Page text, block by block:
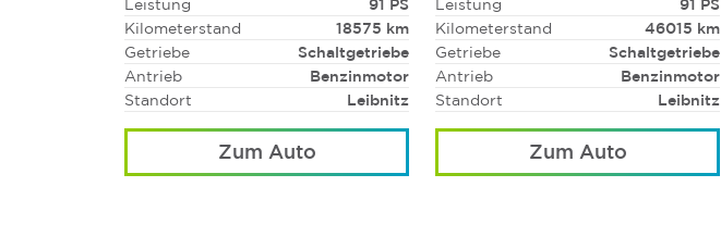
Leistung
91 PS
Kilometerstand
18575 km
Getriebe
Schaltgetriebe
Antrieb
Benzinmotor
Standort
Leibnitz
Zum Auto
Leistung
91 PS
Kilometerstand
46015 km
Getriebe
Schaltgetriebe
Antrieb
Benzinmotor
Standort
Leibnitz
Zum Auto